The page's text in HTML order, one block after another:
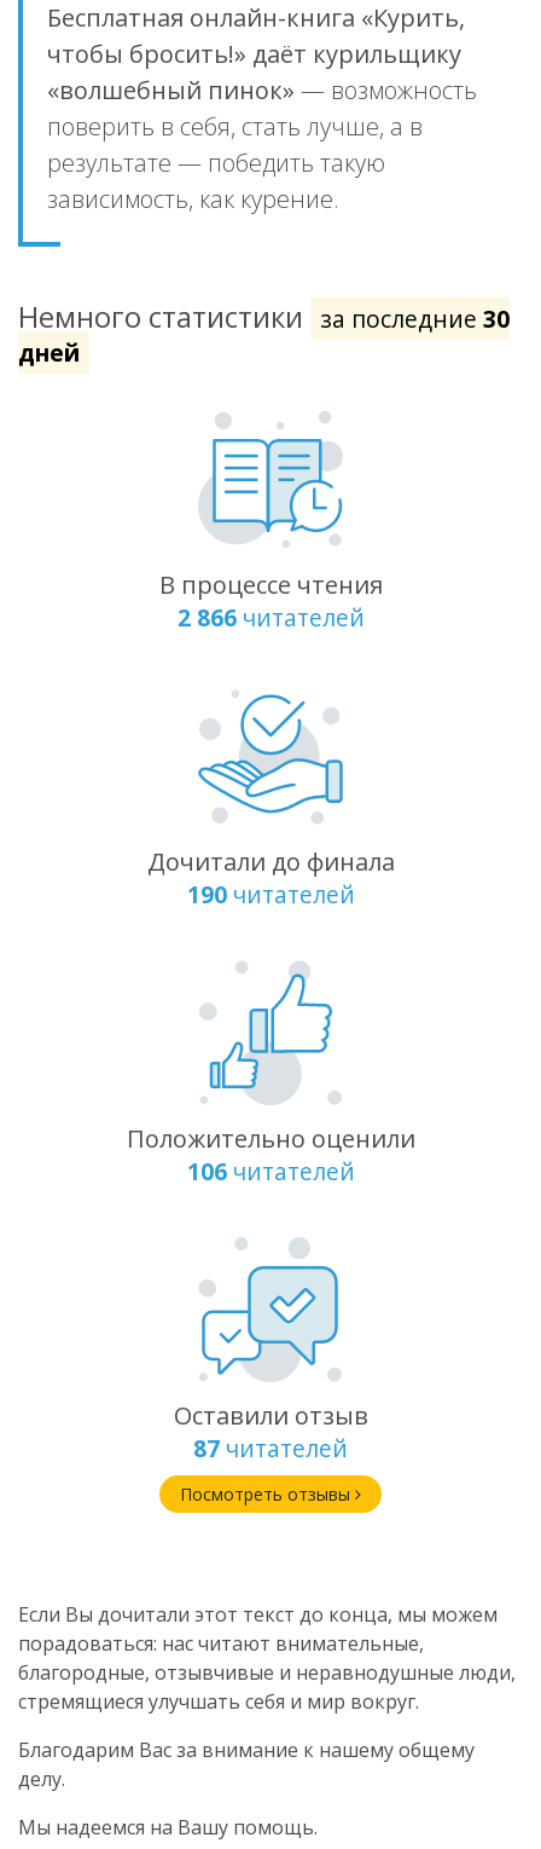
Бесплатная онлайн-книга «Курить,
чтобы бросить!» даёт курильщику
«волшебный пинок» — возможность
поверить в себя, стать лучше, а в
результате — победить такую
зависимость, как курение.
Немного статистики за последние 30
дней
В процессе чтения
2 866читателей
Дочитали до финала
190читателей
Положительно оценили
106читателей
Оставили отзыв
87 читателей
Посмотреть отзывы
Если Вы дочитали этот текст до конца, мы можем
порадоваться: нас читают внимательные,
благородные, отзывчивые и неравнодушные люди,
стремящиеся улучшать себя и мир вокруг.
Благодарим Вас за внимание к нашему общему
делу.
Мы надеемся на Вашу помощь.